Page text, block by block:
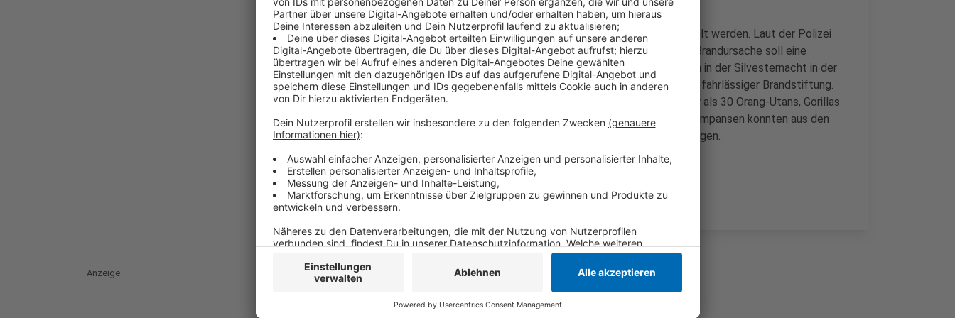
Ob es sich dabei wirklich um die Täter handelt, muss noch ermittelt werden. Laut der Polizei
kann die Überprüfung ihrer Angaben einige Zeit dauern. Mögliche Brandursache soll eine
gezündete Himmelslaterne sein. Einige davon hatten die Beamten in der Silvesternacht in der
Nähe des Zoos gefunden und sichergestellt. Sie ermittelt wegen fahrlässiger Brandstiftung.
Bei dem Feuer ist das Affenhaus komplett zerstört worden. Mehr als 30 Orang-Utans, Gorillas
und Schimpansen sind dabei getötet worden. Immerhin: Zwei Schimpansen konnten aus den
Flammen gerettet werden. Sie erlitten nur leichte Brandverletzungen.
Anzeige
Anzeige